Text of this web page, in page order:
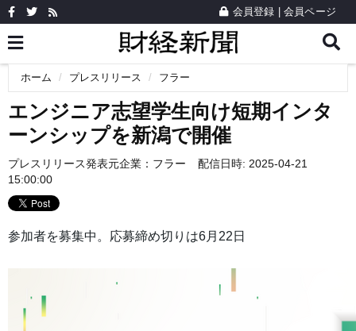
会員登録 会員ページ
ホーム プレスリリース フラー
エンジニア志望学生向け短期インタ
ーンシップを新潟で開催
プレスリリース発表元企業： フラー
配信日時: 2025-04-21
15:00:00
参加者を募集中。応募締め切りは6月22日